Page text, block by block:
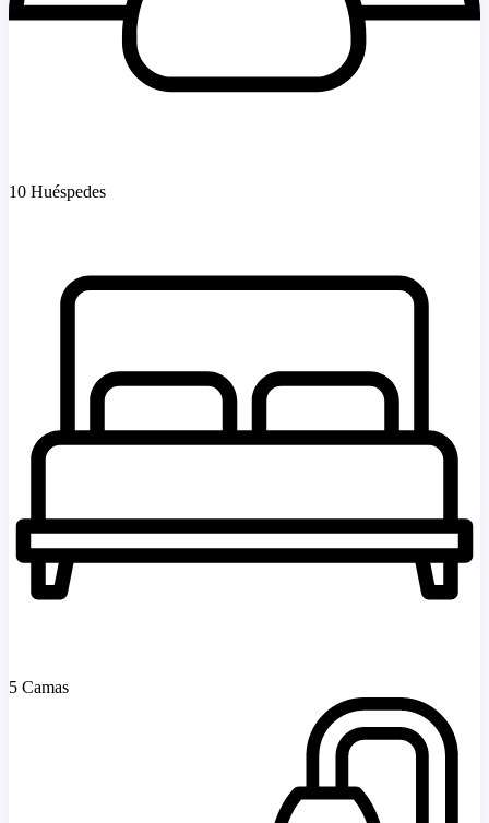
10 Huéspedes
5 Camas